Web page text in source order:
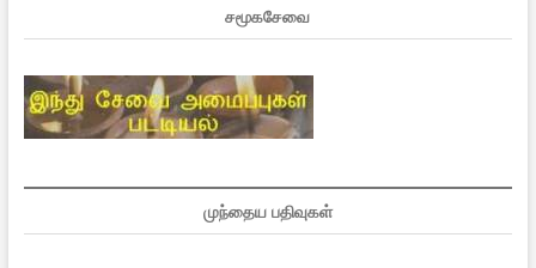
சமூகசேவை
முந்தைய பதிவுகள்